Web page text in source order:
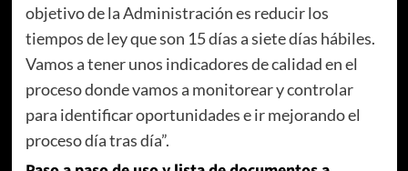
objetivo de la Administración es reducir los
tiempos de ley que son 15 días a siete días hábiles.
Vamos a tener unos indicadores de calidad en el
proceso donde vamos a monitorear y controlar
para identificar oportunidades e ir mejorando el
proceso día tras día”.